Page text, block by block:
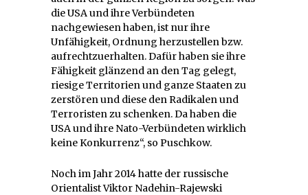
die USA und ihre Verbündeten
nachgewiesen haben, ist nur ihre
Unfähigkeit, Ordnung herzustellen bzw.
aufrechtzuerhalten. Dafür haben sie ihre
Fähigkeit glänzend an den Tag gelegt,
riesige Territorien und ganze Staaten zu
zerstören und diese den Radikalen und
Terroristen zu schenken. Da haben die
USA und ihre Nato-Verbündeten wirklich
keine Konkurrenz“, so Puschkow.
Noch im Jahr 2014 hatte der russische
Orientalist Viktor Nadehin-Rajewski